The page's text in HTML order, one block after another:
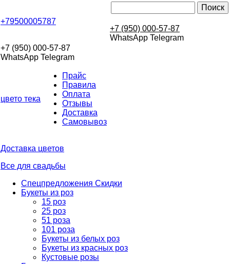
+79500005787
+7 (950) 000-57-87
WhatsApp Telegram
+7 (950) 000-57-87
WhatsApp Telegram
цвето тека
Прайс
Правила
Оплата
Отзывы
Доставка
Самовывоз
Доставка цветов
Все для свадьбы
Спецпредложения Скидки
Букеты из роз
15 роз
25 роз
51 роза
101 роза
Букеты из белых роз
Букеты из красных роз
Кустовые розы